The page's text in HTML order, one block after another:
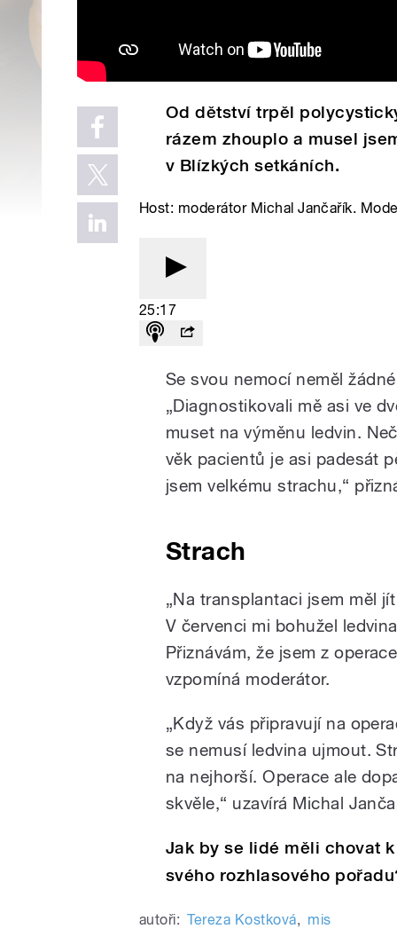
Od dětství trpěl
rázem zhouplo a musel
v Blízkých setkáních.
Host: moderátor Michal Jančařík.
25:17
Se svou nemocí neměl
„Diagnostikovali mě asi ve
muset na výměnu ledvin.
věk pacientů je asi padesát
jsem velkému strachu,“
Strach
„Na transplantaci jsem měl
V červenci mi bohužel
Přiznávám, že jsem z
vzpomíná moderátor.
„Když vás připravují na
se nemusí ledvina ujmout.
na nejhorší. Operace ale
skvěle,“ uzavírá Michal
Jak by se lidé měli chovat
svého rozhlasového
autoři: Tereza Kostková, mis